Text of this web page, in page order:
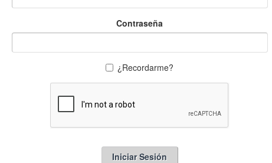
Contraseña
¿Recordarme?
Iniciar Sesión